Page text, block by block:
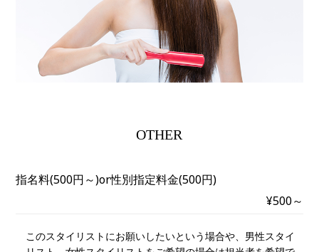
OTHER
指名料(500円～)or性別指定料金(500円)
¥500～
このスタイリストにお願いしたいという場合や、男性スタイ